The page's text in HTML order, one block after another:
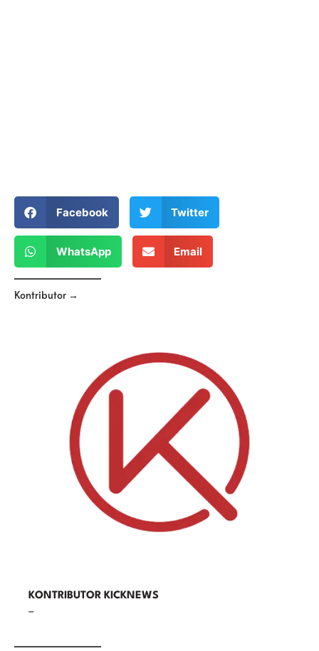
Facebook Twitter
WhatsApp Email
Kontributor →
KONTRIBUTOR KICKNEWS
–